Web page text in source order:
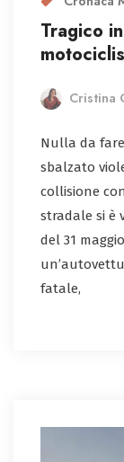
Tragico
Cristina
Nulla da
sbalzato
collisione
stradale si è
del 31
fatale,